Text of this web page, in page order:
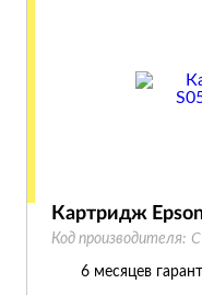
Картридж
Код производителя:
6 месяцев